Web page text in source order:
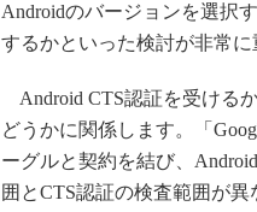
Androidのバージョンを選択
するかといった検討が非常に
Android CTS認証を受ける
どうかに関係します。「
ーグルと契約を結び、
囲とCTS認証の検査範囲が